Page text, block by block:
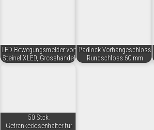
LED-Bewegungsmelder von
Steinel XLED, Grosshandel
Padlock Vorhängeschloss
Rundschloss 60 mm
50 Stck.
Getränkedosenhalter für